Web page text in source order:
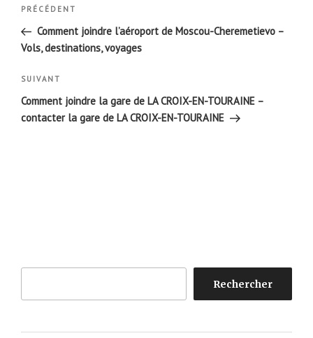
l’article
Article
précédent
PRÉCÉDENT
Comment joindre l’aéroport de Moscou-Cheremetievo –
Vols, destinations, voyages
Article
suivant
SUIVANT
Comment joindre la gare de LA CROIX-EN-TOURAINE –
contacter la gare de LA CROIX-EN-TOURAINE
Rechercher